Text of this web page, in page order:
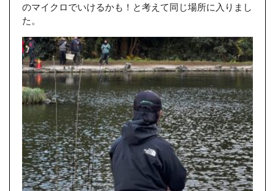
のマイクロでいけるかも！と考えて同じ場所に入りまし
た。